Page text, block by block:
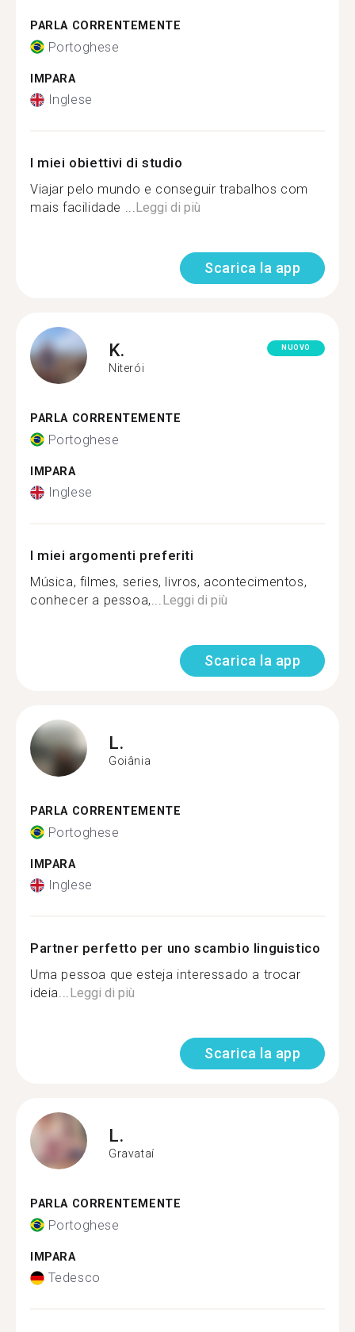
PARLA CORRENTEMENTE
Portoghese
IMPARA
Inglese
I miei obiettivi di studio
Viajar pelo mundo e conseguir trabalhos com
mais facilidade ...Leggi di più
Scarica la app
K.
Niterói
NUOVO
PARLA CORRENTEMENTE
Portoghese
IMPARA
Inglese
I miei argomenti preferiti
Música, filmes, series, livros, acontecimentos,
conhecer a pessoa,...Leggi di più
Scarica la app
L.
Goiânia
PARLA CORRENTEMENTE
Portoghese
IMPARA
Inglese
Partner perfetto per uno scambio linguistico
Uma pessoa que esteja interessado a trocar
ideia...Leggi di più
Scarica la app
L.
Gravataí
PARLA CORRENTEMENTE
Portoghese
IMPARA
Tedesco